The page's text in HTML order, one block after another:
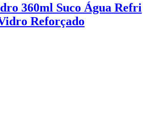
360ml Suco Água Refri
Reforçado